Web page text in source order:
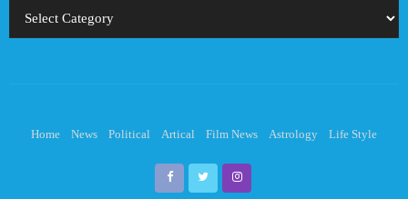
Home News Political Artical Film News Astrology Life Style